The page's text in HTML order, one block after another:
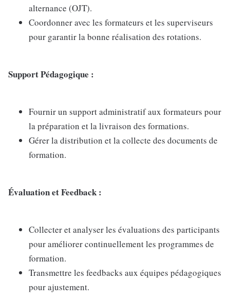
alternance (OJT).
Coordonner avec les formateurs et les superviseurs
pour garantir la bonne réalisation des rotations.
Support Pédagogique :
Fournir un support administratif aux formateurs pour
la préparation et la livraison des formations.
Gérer la distribution et la collecte des documents de
formation.
Évaluation et Feedback :
Collecter et analyser les évaluations des participants
pour améliorer continuellement les programmes de
formation.
Transmettre les feedbacks aux équipes pédagogiques
pour ajustement.